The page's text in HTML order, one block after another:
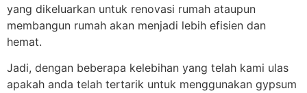
yang dikeluarkan untuk renovasi rumah ataupun
membangun rumah akan menjadi lebih efisien dan
hemat.
Jadi, dengan beberapa kelebihan yang telah kami ulas
apakah anda telah tertarik untuk menggunakan gypsum